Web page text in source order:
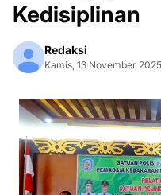
Kedisiplinan
Redaksi
Kamis, 13 November